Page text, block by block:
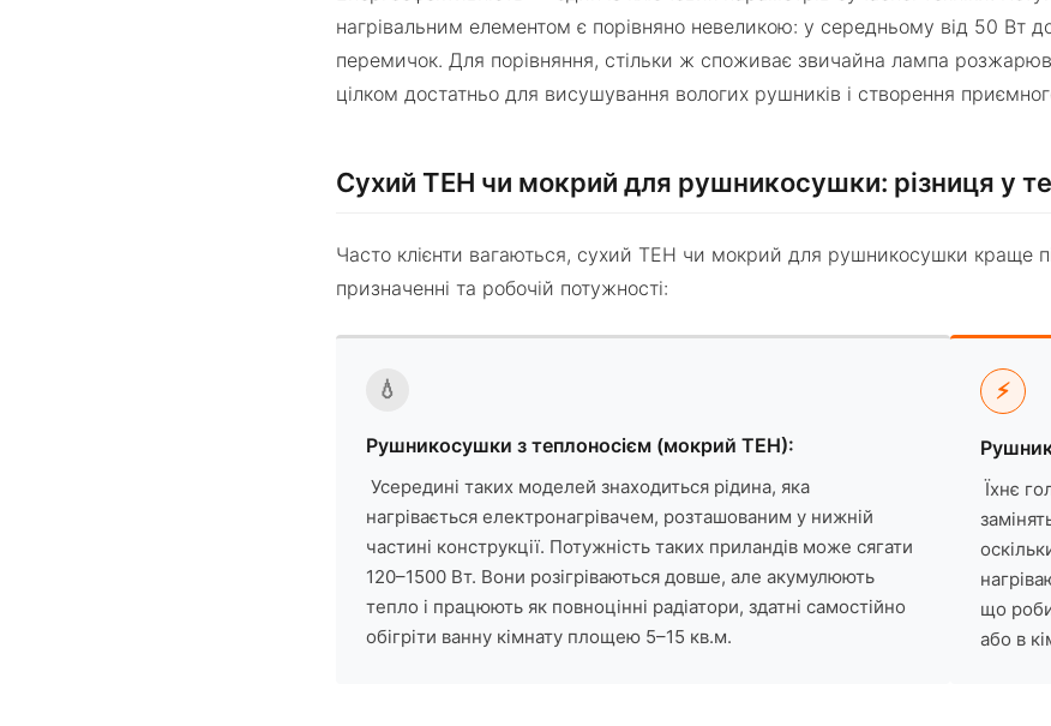
нагрівальним елементом є порівняно невеликою: у середньому від 50 Вт
перемичок. Для порівняння, стільки ж споживає звичайна лампа
цілком достатньо для висушування вологих рушників і створення
Сухий ТЕН чи мокрий для рушникосушки: різниця у
Часто клієнти вагаються, сухий ТЕН чи мокрий для рушникосушки краще
призначенні та робочій потужності:
💧
Рушникосушки з теплоносієм (мокрий ТЕН):
Усередині таких моделей знаходиться рідина, яка
нагрівається електронагрівачем, розташованим у нижній
частині конструкції. Потужність таких приландів може сягати
120–1500 Вт. Вони розігріваються довше, але акумулюють
тепло і працюють як повноцінні радіатори, здатні самостійно
обігріти ванну кімнату площею 5–15 кв.м.
⚡
Їхнє
що
або в